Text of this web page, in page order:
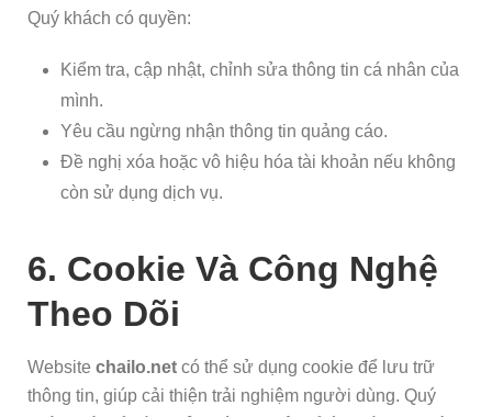
Quý khách có quyền:
Kiểm tra, cập nhật, chỉnh sửa thông tin cá nhân của
mình.
Yêu cầu ngừng nhận thông tin quảng cáo.
Đề nghị xóa hoặc vô hiệu hóa tài khoản nếu không
còn sử dụng dịch vụ.
6. Cookie Và Công Nghệ
Theo Dõi
Website chailo.net có thể sử dụng cookie để lưu trữ
thông tin, giúp cải thiện trải nghiệm người dùng. Quý